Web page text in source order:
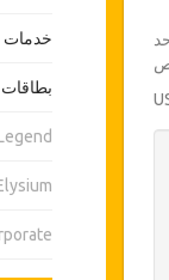
خدمات E-Legend
بطاقات Legend